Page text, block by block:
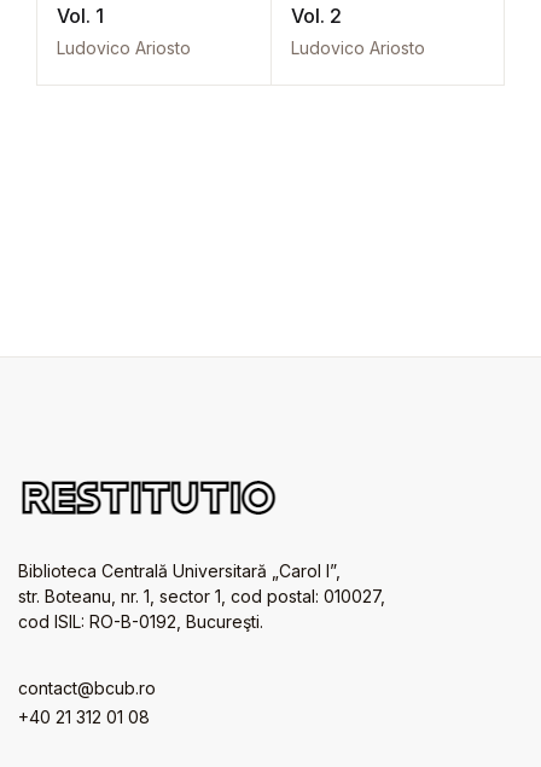
Vol. 1
Ludovico Ariosto
Vol. 2
Ludovico Ariosto
Biblioteca Centrală Universitară „Carol I”,
str. Boteanu, nr. 1, sector 1, cod postal: 010027,
cod ISIL: RO-B-0192, Bucureşti.
contact@bcub.ro
+40 21 312 01 08